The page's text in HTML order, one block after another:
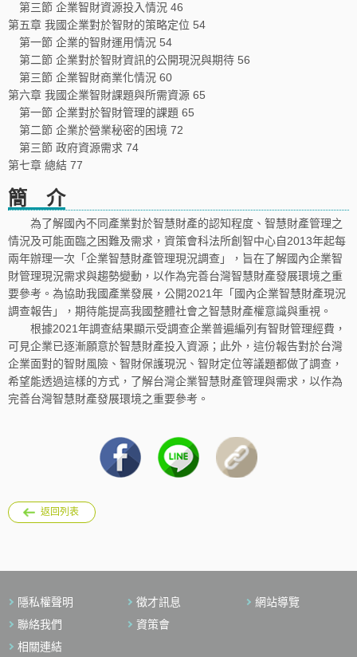
第三節 企業智財資源投入情況 46
第五章 我國企業對於智財的策略定位 54
第一節 企業的智財運用情況 54
第二節 企業對於智財資訊的公開現況與期待 56
第三節 企業智財商業化情況 60
第六章 我國企業智財課題與所需資源 65
第一節 企業對於智財管理的課題 65
第二節 企業於營業秘密的困境 72
第三節 政府資源需求 74
第七章 總結 77
簡 介
為了解國內不同產業對於智慧財產的認知程度、智慧財產管理之
情況及可能面臨之困難及需求，資策會科法所創智中心自2013年起每
兩年辦理一次「企業智慧財產管理現況調查」，旨在了解國內企業智
財管理現況需求與趨勢變動，以作為完善台灣智慧財產發展環境之重
要參考。為協助我國產業發展，公開2021年「國內企業智慧財產現況
調查報告」，期待能提高我國整體社會之智慧財產權意識與重視。
根據2021年調查結果顯示受調查企業普遍編列有智財管理經費，
可見企業已逐漸願意於智慧財產投入資源；此外，這份報告對於台灣
企業面對的智財風險、智財保護現況、智財定位等議題都做了調查，
希望能透過這樣的方式，了解台灣企業智慧財產管理與需求，以作為
完善台灣智慧財產發展環境之重要參考。
返回列表
隱私權聲明 徵才訊息
網站導覽
聯絡我們
資策會
相關連結